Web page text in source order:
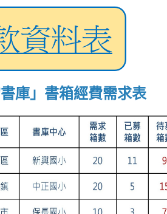
」書箱經費需求表